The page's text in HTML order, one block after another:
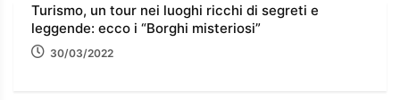
Turismo, un tour nei luoghi ricchi di segreti e
leggende: ecco i “Borghi misteriosi”
30/03/2022